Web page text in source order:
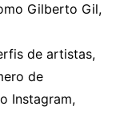
Gilberto Gil,
de artistas,
de
Instagram,